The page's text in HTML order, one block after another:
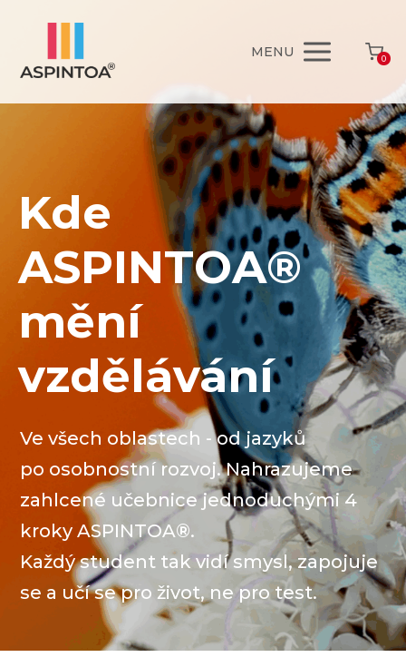
MENU 0
Kde
ASPINTOA®
mění
vzdělávání
Ve všech oblastech - od jazyků
po osobnostní rozvoj. Nahrazujeme
zahlcené učebnice jednoduchými 4
kroky ASPINTOA®.
Každý student tak vidí smysl, zapojuje
se a učí se pro život, ne pro test.